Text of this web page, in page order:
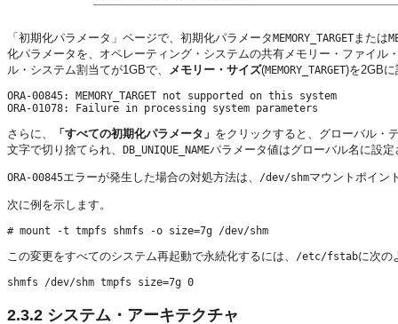
「初期化パラメータ」ページで、初期化パラメータMEMORY_TARGET または
化パラメータを、オペレーティング・システムの共有メモリー・ファイ
ル・システム割当てが1GBで、
メモリー・サイズ(MEMORY_TARGET)を2GB
ORA-00845: MEMORY_TARGET not supported on this system
さらに、 「すべての初期化パラメータ」 をクリックすると、グローバル・
文字で切り捨てられ、 DB_UNIQUE_NAMEパラメータ値はグローバル名に設定
ORA-00845エラーが発生した場合の対処方法は、 /dev/shmマウントポイン
次に例を示します。
この変更をすべてのシステム再起動で永続化するには、 /etc/fstabに次の
2.3.2 システム・アーキテクチャ